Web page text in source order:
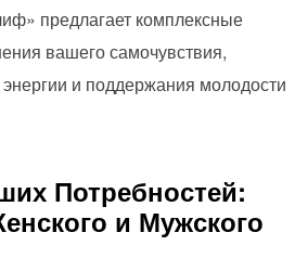
предлагает комплексные
вашего самочувствия,
и поддержания молодости
Потребностей:
и Мужского